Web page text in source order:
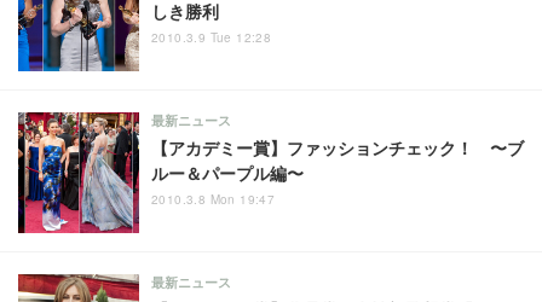
しき勝利
2010.3.9 Tue 12:28
【アカデミー賞】ファッションチェック！ 〜ブ
ルー＆パープル編〜
最新ニュース
2010.3.8 Mon 19:47
最新ニュース